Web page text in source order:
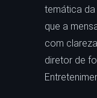
temática da
que a
com
diretor de